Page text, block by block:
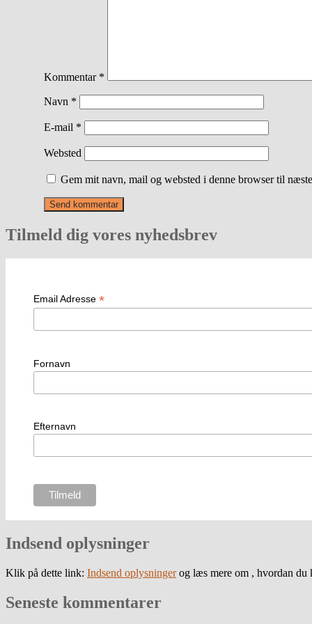
Kommentar *
Navn *
E-mail *
Websted
Gem mit navn, mail og websted i denne browser til
Tilmeld dig vores nyhedsbrev
Email Adresse *
Fornavn
Efternavn
Indsend oplysninger
Klik på dette link: Indsend oplysningerog læs mere om , hvordan du
Seneste kommentarer